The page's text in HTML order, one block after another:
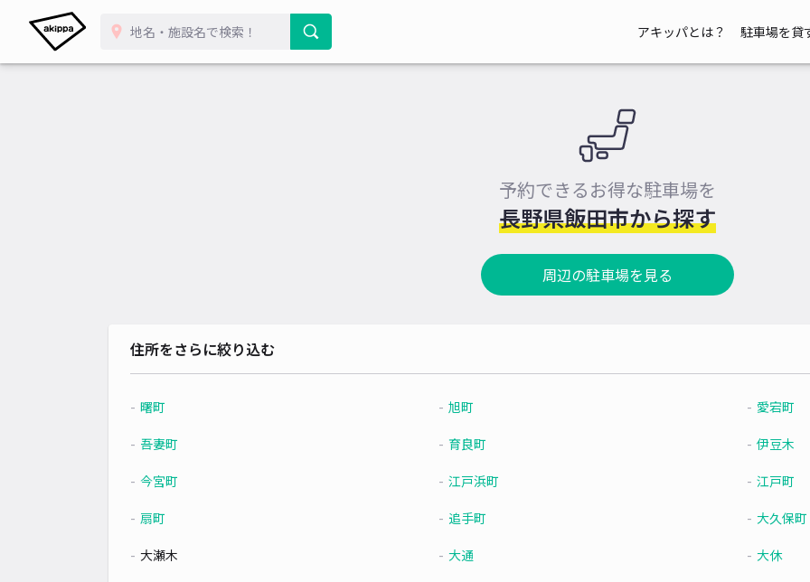
アキッパとは？ 駐車場を貸
予約できるお得な駐車場を
長野県飯田市から探す
周辺の駐車場を見る
住所をさらに絞り込む
曙町 旭町 愛宕町
吾妻町 育良町 伊豆木
今宮町 江戸浜町 江戸町
扇町 追手町 大久保町
大瀬木 大通 大休